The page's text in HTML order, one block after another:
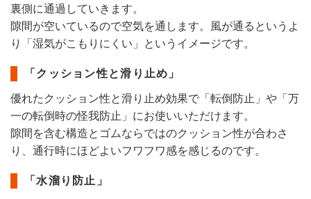
裏側に通過していきます。
隙間が空いているので空気を通します。風が通るというよ
り「湿気がこもりにくい」というイメージです。
「クッション性と滑り止め」
優れたクッション性と滑り止め効果で「転倒防止」や「万
一の転倒時の怪我防止」にお使いいただけます。
隙間を含む構造とゴムならではのクッション性が合わさ
り、通行時にほどよいフワフワ感を感じるのです。
「水溜り防止」